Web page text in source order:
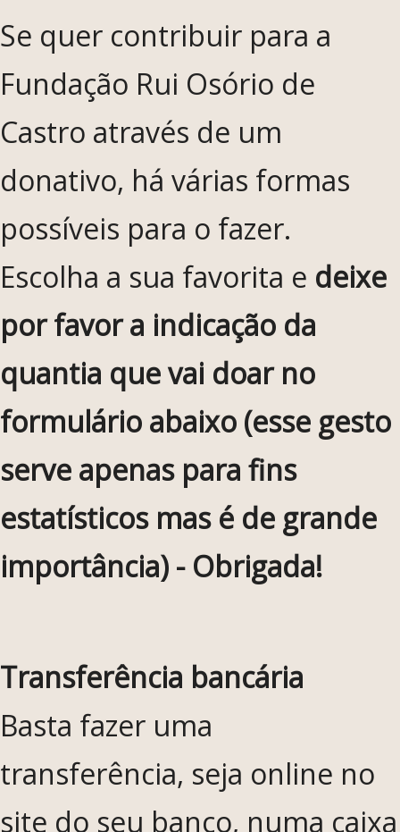
Se quer contribuir para a
Fundação Rui Osório de
Castro através de um
donativo, há várias formas
possíveis para o fazer.
Escolha a sua favorita e deixe
por favor a indicação da
quantia que vai doar no
formulário abaixo (esse gesto
serve apenas para fins
estatísticos mas é de grande
importância) - Obrigada!
Transferência bancária
Basta fazer uma
transferência, seja online no
site do seu banco, numa caixa